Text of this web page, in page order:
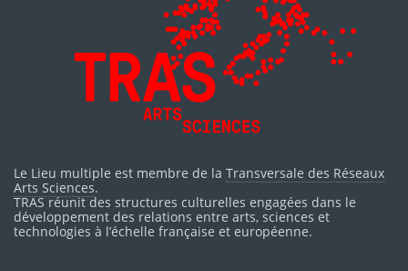
Le Lieu multiple est membre de la Transversale des Réseaux
Arts Sciences.
TRAS réunit des structures culturelles engagées dans le
développement des relations entre arts, sciences et
technologies à l’échelle française et européenne.